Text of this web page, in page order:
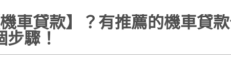
車貸款】？有推薦的機車貸
驟！